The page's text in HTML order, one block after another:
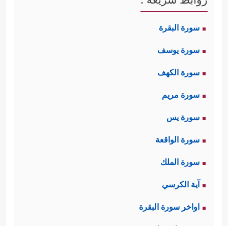
سورة البقرة
سورة يوسف
سورة الكهف
سورة مريم
سورة يس
سورة الواقعة
سورة الملك
آية الكرسي
اواخر سورة البقرة